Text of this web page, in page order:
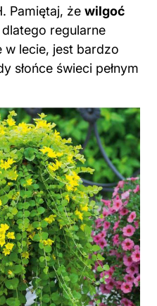
Pamiętaj, że wilgoć
dlatego regularne
w lecie, jest bardzo
słońce świeci pełnym